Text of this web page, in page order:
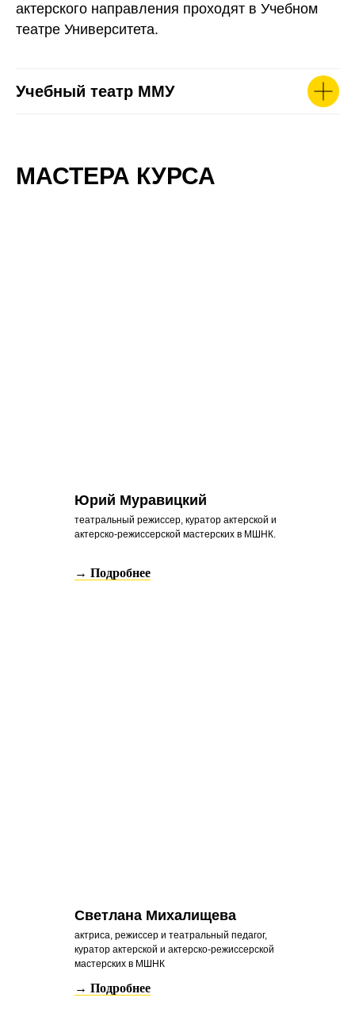
актерского направления проходят в Учебном
театре Университета.
Учебный театр ММУ
МАСТЕРА КУРСА
Юрий Муравицкий
театральный режиссер, куратор актерской и
актерско-режиссерской мастерских в МШНК.
→ Подробнее
Светлана Михалищева
актриса, режиссер и театральный педагог,
куратор актерской и актерско-режиссерской
мастерских в МШНК
→ Подробнее